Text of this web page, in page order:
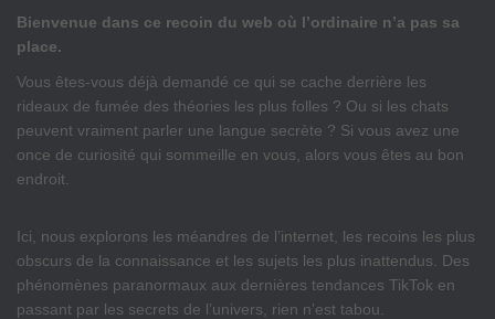
Bienvenue dans ce recoin du web où l’ordinaire n’a pas sa
place.
Vous êtes-vous déjà demandé ce qui se cache derrière les
rideaux de fumée des théories les plus folles ? Ou si les chats
peuvent vraiment parler une langue secrète ? Si vous avez une
once de curiosité qui sommeille en vous, alors vous êtes au bon
endroit.
Ici, nous explorons les méandres de l’internet, les recoins les plus
obscurs de la connaissance et les sujets les plus inattendus. Des
phénomènes paranormaux aux dernières tendances TikTok en
passant par les secrets de l’univers, rien n’est tabou.